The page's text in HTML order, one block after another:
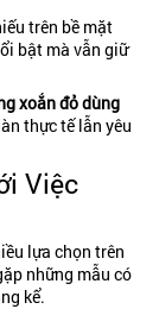
trên bề mặt
bật mà vẫn giữ
xoắn đỏ dùng
thực tế lẫn yêu
Việc
lựa chọn trên
những mẫu có
kể.